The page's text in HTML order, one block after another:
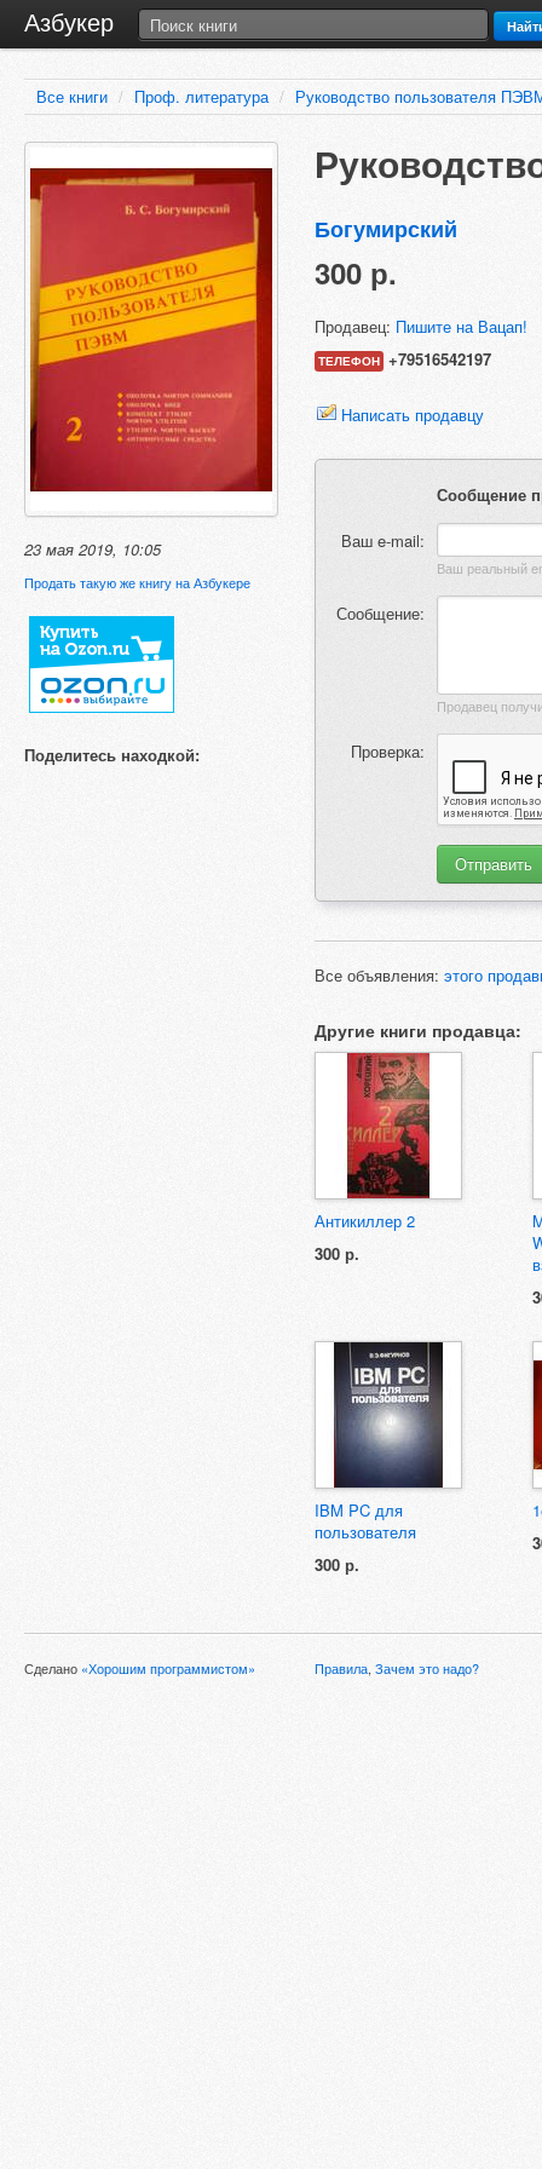
Азбукер
Все книги / Проф. литература / Руководство пользователя
23 мая 2019, 10:05
Продать такую же книгу на Азбукере
Поделитесь находкой:
Богумирский
300 р.
Продавец: Пишите на Вацап!
ТЕЛЕФОН +79516542197
Написать продавцу
Сообщение
Ваш e-mail:
Сообщение:
Проверка:
Все объявления: этого
Другие книги продавца:
Антикиллер 2
300 р.
IBM PC для
пользователя
300 р.
Сделано «Хорошим программистом» Правила, Зачем это надо?